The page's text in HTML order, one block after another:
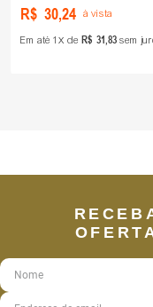
R$ 30,24 à vista
Em até 1 de R$ 31 83 sem